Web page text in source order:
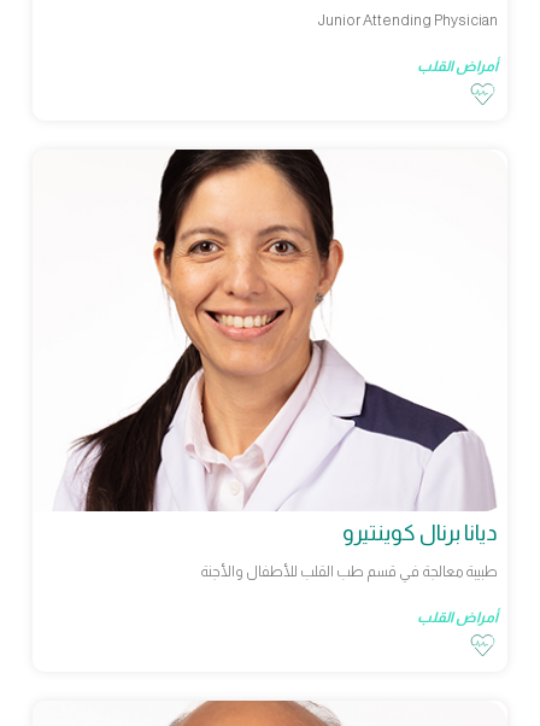
Junior Attending Physician
أمراض القلب
ديانا برنال كوينتيرو
طبيبة معالجة في قسم طب القلب للأطفال والأجنة
أمراض القلب